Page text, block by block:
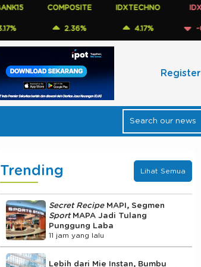
COMPOSITE
2.36%
IDXTECHNO IDXV30
-0.78%
Register
Trending Lihat Semua
Secret RecipeMAPI, Segmen
Sport MAPA Jadi Tulang
Punggung Laba
11 jam yang lalu
Lebih dari Mie Instan, Bumbu